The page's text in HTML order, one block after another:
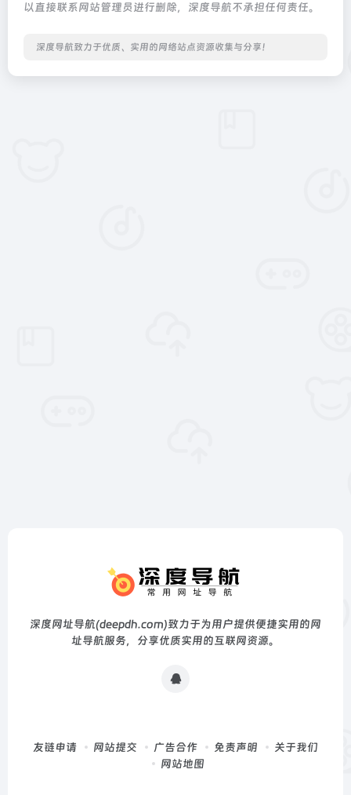
以直接联系网站管理员进行删除，深度导航不承担任何责任。
深度导航致力于优质、实用的网络站点资源收集与分享！
深度网址导航(deepdh.com)致力于为用户提供便捷实用的网
址导航服务，分享优质实用的互联网资源。
友链申请 网站提交 广告合作 免责声明
关于我们
网站地图